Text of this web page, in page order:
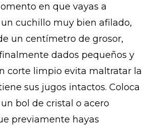
en que vayas a
cuchillo muy bien afilado,
un centímetro de grosor,
dados pequeños y
corte limpio evita maltratar la
sus jugos intactos. Coloca
un bol de cristal o acero
previamente hayas